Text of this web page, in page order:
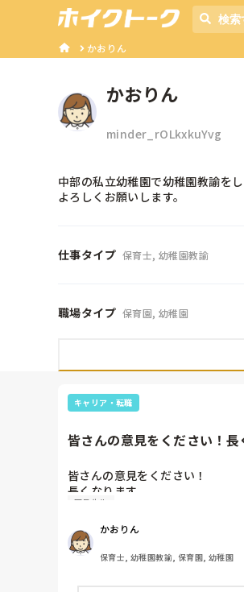
かおりん
かおりん
minder_rOLkxkuYvg
中部の私立幼稚園で幼稚園教諭をし
よろしくお願いします。
仕事タイプ 保育士, 幼稚園教諭
職場タイプ 保育園, 幼稚園
キャリア・転職
皆さんの意見をください！
皆さんの意見をください！
長くなります。
結婚を機に4年働いていた幼稚
「転職サイトだと1年で辞め
られちゃうとお金を払わなくて
その後２ヶ月ほど経ちましたが
転職サイトはもう退会しました
園長先生
かおりん
保育士, 幼稚園教諭, 保育園, 幼稚園